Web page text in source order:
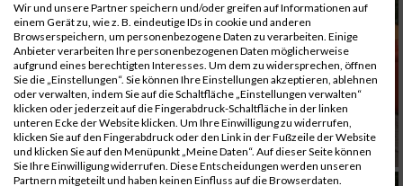
Wir und unsere Partner speichern und/oder greifen auf Informationen auf
einem Gerät zu, wie z. B. eindeutige IDs in cookie und anderen
Browserspeichern, um personenbezogene Daten zu verarbeiten. Einige
Anbieter verarbeiten Ihre personenbezogenen Daten möglicherweise
aufgrund eines berechtigten Interesses. Um dem zu widersprechen, öffnen
Sie die „Einstellungen“. Sie können Ihre Einstellungen akzeptieren, ablehnen
oder verwalten, indem Sie auf die Schaltfläche „Einstellungen verwalten“
klicken oder jederzeit auf die Fingerabdruck-Schaltfläche in der linken
unteren Ecke der Website klicken. Um Ihre Einwilligung zu widerrufen,
klicken Sie auf den Fingerabdruck oder den Link in der Fußzeile der Website
und klicken Sie auf den Menüpunkt „Meine Daten“. Auf dieser Seite können
Sie Ihre Einwilligung widerrufen. Diese Entscheidungen werden unseren
Partnern mitgeteilt und haben keinen Einfluss auf die Browserdaten.